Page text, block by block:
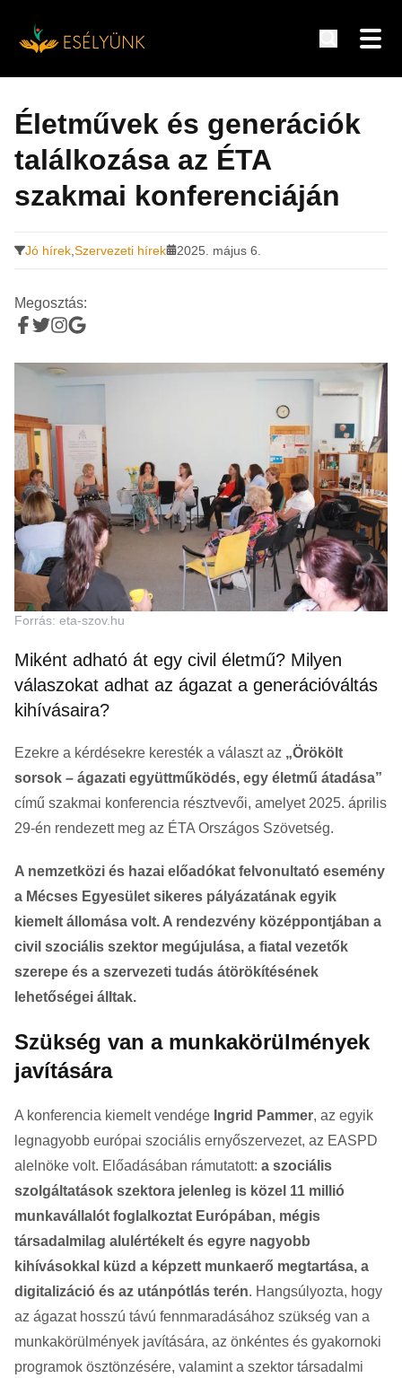
tartalomra
Életművek és generációk
találkozása az ÉTA
szakmai konferenciáján
Jó hírek Szervezeti hírek 2025. május 6.
Megosztás:
Forrás: eta-szov.hu
Miként adható át egy civil életmű? Milyen
válaszokat adhat az ágazat a generációváltás
kihívásaira?
Ezekre a kérdésekre keresték a választ az „Örökölt
sorsok – ágazati együttműködés, egy életmű átadása”
című szakmai konferencia résztvevői, amelyet 2025. április
29-én rendezett meg az ÉTA Országos Szövetség.
A nemzetközi és hazai előadókat felvonultató esemény
a Mécses Egyesület sikeres pályázatának egyik
kiemelt állomása volt. A rendezvény középpontjában a
civil szociális szektor megújulása, a fiatal vezetők
szerepe és a szervezeti tudás átörökítésének
lehetőségei álltak.
Szükség van a munkakörülmények
javítására
A konferencia kiemelt vendége Ingrid Pammer, az egyik
legnagyobb európai szociális ernyőszervezet, az EASPD
alelnöke volt. Előadásában rámutatott: a szociális
szolgáltatások szektora jelenleg is közel 11 millió
munkavállalót foglalkoztat Európában, mégis
társadalmilag alulértékelt és egyre nagyobb
kihívásokkal küzd a képzett munkaerő megtartása, a
digitalizáció és az utánpótlás terén. Hangsúlyozta, hogy
az ágazat hosszú távú fennmaradásához szükség van a
munkakörülmények javítására, az önkéntes és gyakornoki
programok ösztönzésére, valamint a szektor társadalmi